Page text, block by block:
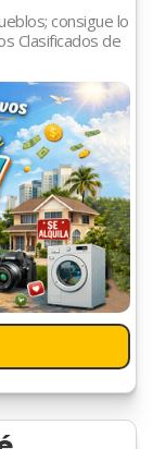
consigue lo
Clasificados de